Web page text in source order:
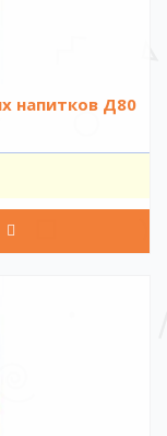
напитков Д80